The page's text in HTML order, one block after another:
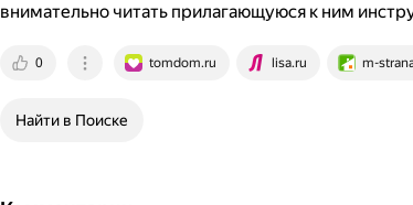
внимательно читать прилагающуюся к ним
0 tomdom.ru lisa.ru m-
Найти в Поиске